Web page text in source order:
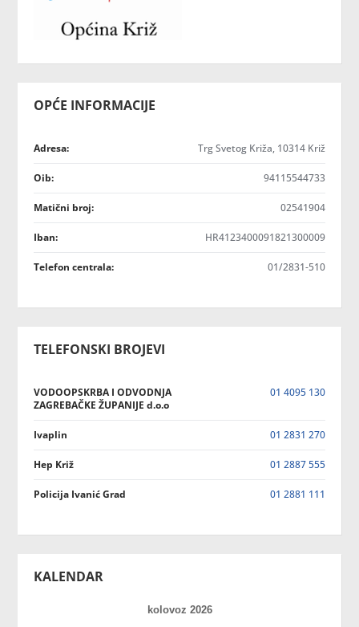
OPĆE INFORMACIJE
Adresa: Trg Svetog Križa, 10314 Križ
Oib: 94115544733
Matični broj: 02541904
Iban: HR4123400091821300009
Telefon centrala: 01/2831-510
TELEFONSKI BROJEVI
VODOOPSKRBA I ODVODNJA
ZAGREBAČKE ŽUPANIJE d.o.o
01 4095 130
Ivaplin 01 2831 270
Hep Križ 01 2887 555
Policija Ivanić Grad 01 2881 111
KALENDAR
kolovoz 2026